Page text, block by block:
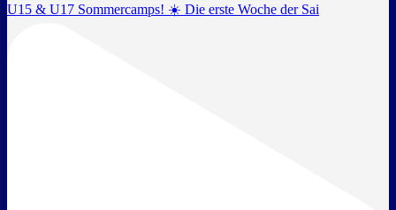
U15 & U17 Sommercamps! ☀️ Die erste Woche der Sai